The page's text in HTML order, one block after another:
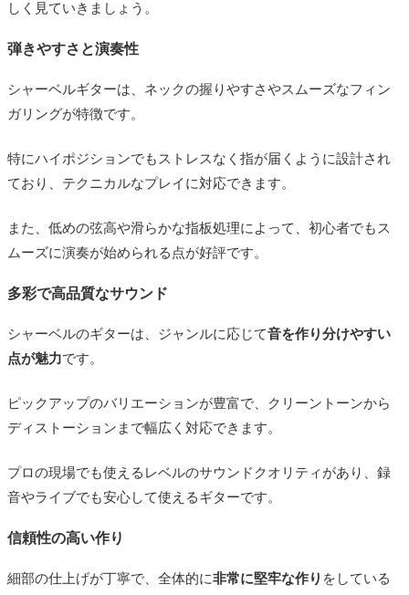
しく見ていきましょう。
弾きやすさと演奏性
シャーベルギターは、ネックの握りやすさやスムーズなフィン
ガリングが特徴です。
特にハイポジションでもストレスなく指が届くように設計され
ており、テクニカルなプレイに対応できます。
また、低めの弦高や滑らかな指板処理によって、初心者でもス
ムーズに演奏が始められる点が好評です。
多彩で高品質なサウンド
シャーベルのギターは、ジャンルに応じて音を作り分けやすい
点が魅力です。
ピックアップのバリエーションが豊富で、クリーントーンから
ディストーションまで幅広く対応できます。
プロの現場でも使えるレベルのサウンドクオリティがあり、録
音やライブでも安心して使えるギターです。
信頼性の高い作り
細部の仕上げが丁寧で、全体的に非常に堅牢な作り をしている